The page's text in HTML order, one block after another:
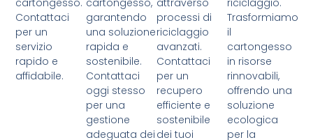
Contattaci
per un
servizio
rapido e
affidabile.
garantendo
una soluzione
rapida e
sostenibile.
Contattaci
oggi stesso
per una
gestione
adeguata dei
processi di
riciclaggio
avanzati.
Contattaci
per un
recupero
efficiente e
sostenibile
dei tuoi
Trasformiamo
il
cartongesso
in risorse
rinnovabili,
offrendo una
soluzione
ecologica
per la